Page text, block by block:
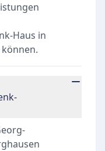
Haus in